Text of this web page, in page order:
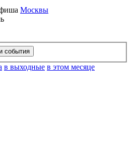
Москвы
в выходные в этом месяце